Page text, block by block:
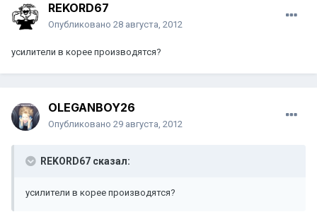
REKORD67
Опубликовано 28 августа, 2012
усилители в корее производятся?
OLEGANBOY26
Опубликовано 29 августа, 2012
REKORD67 сказал:
усилители в корее производятся?